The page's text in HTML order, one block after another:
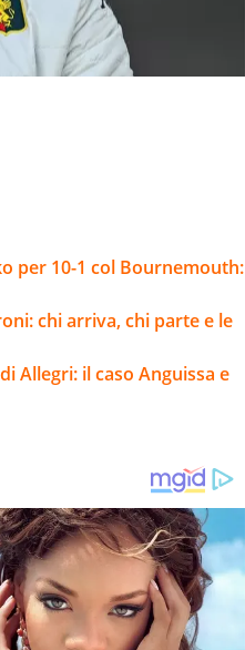
per 10-1 col Bournemouth:
chi arriva, chi parte e le
Allegri: il caso Anguissa e